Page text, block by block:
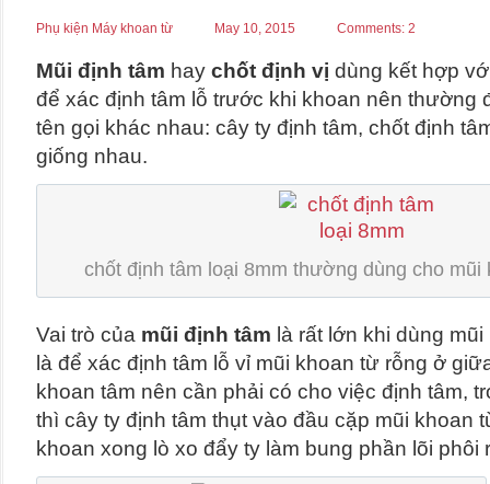
Phụ kiện Máy khoan từ May 10, 2015 Comments: 2
Mũi định tâm hay chốt định vị dùng kết hợp
để xác định tâm lỗ trước khi khoan nên thường
tên gọi khác nhau: cây ty định tâm, chốt định
giống nhau.
chốt định tâm loại 8mm thường dùng cho
Vai trò của mũi định tâm là rất lớn khi dùng
là để xác định tâm lỗ vỉ mũi khoan từ rỗng ở
khoan tâm nên cần phải có cho việc định tâm,
thì cây ty định tâm thụt vào đầu cặp mũi khoan
khoan xong lò xo đẩy ty làm bung phần lõi phôi